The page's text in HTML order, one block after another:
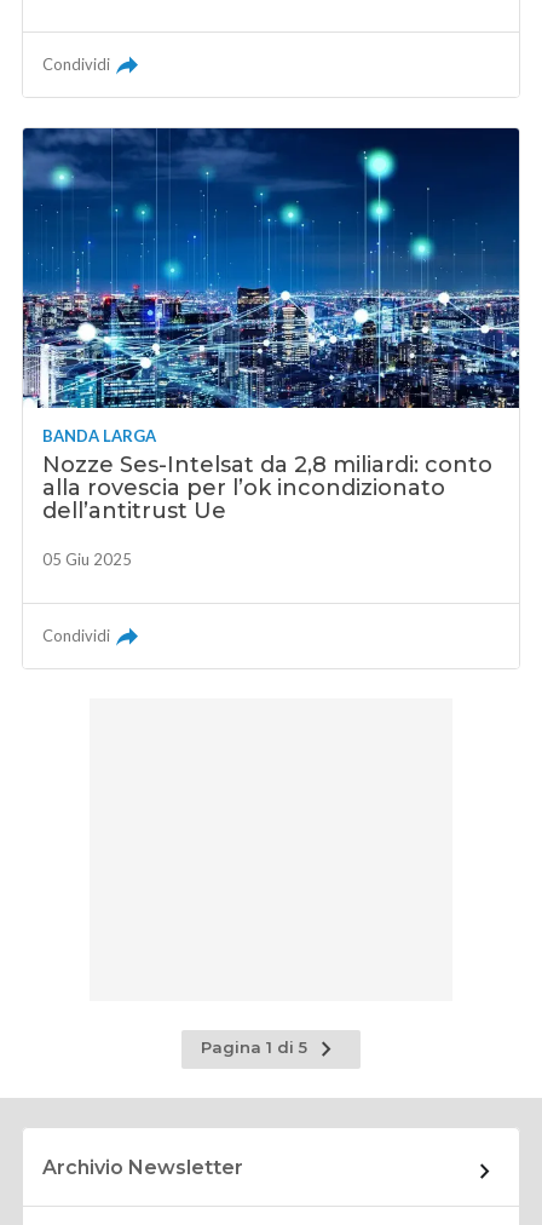
Condividi
BANDA LARGA
Nozze Ses-Intelsat da 2,8 miliardi: conto
alla rovescia per l’ok incondizionato
dell’antitrust Ue
05 Giu 2025
Condividi
Pagina 1 di 5
Pagina
successiva
Archivio Newsletter